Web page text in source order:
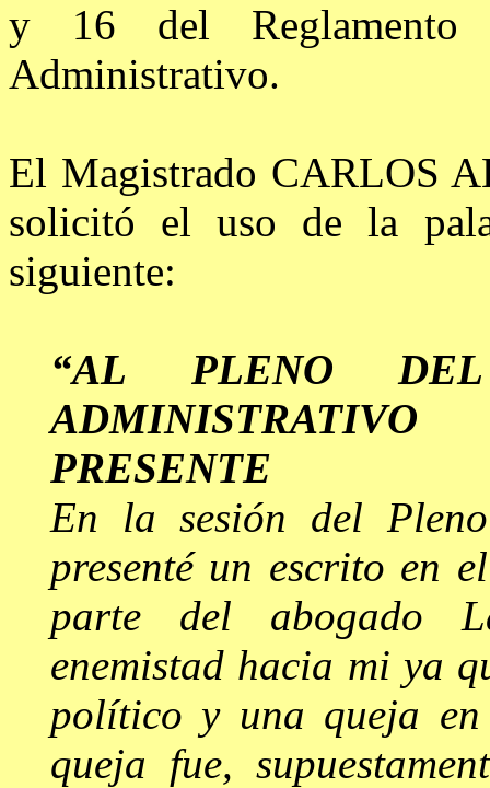
y 16 del
Administrativo.
El Magistrado CARLOS
solicitó el uso de la
siguiente:
“AL PLENO
ADMINISTRATIVO
PRESENTE
En la sesión del
presenté un escrito en
parte del abogado
enemistad hacia mi ya
político y una queja
queja fue,